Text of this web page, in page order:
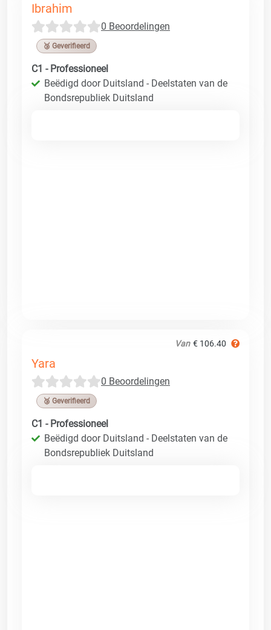
Ibrahim
0 Beoordelingen
🥉 Geverifieerd
C1 - Professioneel
Beëdigd door Duitsland - Deelstaten van de
Bondsrepubliek Duitsland
Van € 106.40
Yara
0 Beoordelingen
🥉 Geverifieerd
C1 - Professioneel
Beëdigd door Duitsland - Deelstaten van de
Bondsrepubliek Duitsland